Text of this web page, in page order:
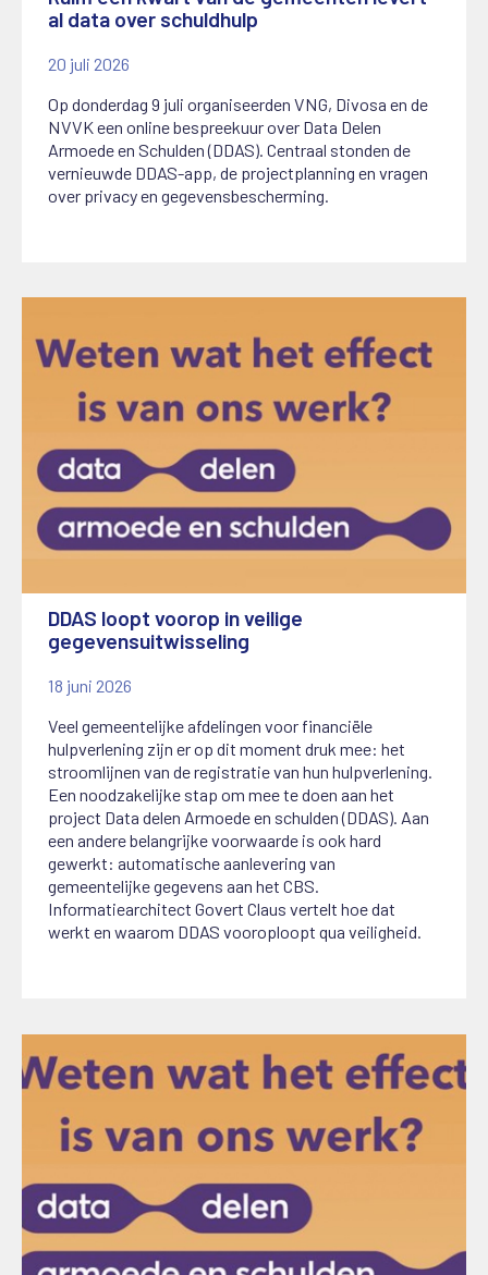
al data over schuldhulp
20 juli 2026
Op donderdag 9 juli organiseerden VNG, Divosa en de
NVVK een online bespreekuur over Data Delen
Armoede en Schulden (DDAS). Centraal stonden de
vernieuwde DDAS-app, de projectplanning en vragen
over privacy en gegevensbescherming.
DDAS loopt voorop in veilige
gegevensuitwisseling
18 juni 2026
Veel gemeentelijke afdelingen voor financiële
hulpverlening zijn er op dit moment druk mee: het
stroomlijnen van de registratie van hun hulpverlening.
Een noodzakelijke stap om mee te doen aan het
project Data delen Armoede en schulden (DDAS). Aan
een andere belangrijke voorwaarde is ook hard
gewerkt: automatische aanlevering van
gemeentelijke gegevens aan het CBS.
Informatiearchitect Govert Claus vertelt hoe dat
werkt en waarom DDAS vooroploopt qua veiligheid.